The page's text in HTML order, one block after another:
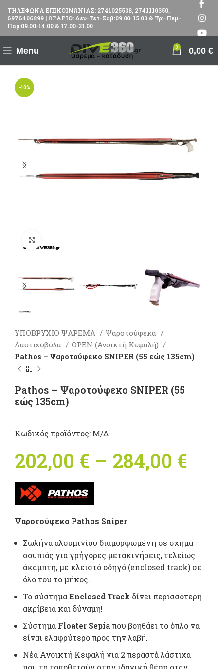
ΤΗΛΕΦΩΝΑ ΕΠΙΚΟΙΝΩΝΙΑΣ: 2741025538, 2741110350,
6976406899 | ΩΡΑΡΙΟ: Δευ-Τετ-Σαβ:09.00-15.00 & Τρι-Πεμ-
Παρ:09.00-14.00 & 17.00-21.00
Menu 0 0,00 €
-10%
ΥΠΟΒΡΥΧΙΟ ΨΑΡΕΜΑ
Ψαροτούφεκα
Λαστιχοβόλα
OPEN (Ανοικτή Κεφαλή)
Pathos – Ψαροτούφεκο SNIPER (55 εώς 135cm)
Pathos – Ψαροτούφεκο SNIPER (55
εώς 135cm)
Κωδικός προϊόντος: Μ/Δ
202,00 € – 284,00 €
Ψαροτούφεκο Pathos Sniper
Σωλήνα αλουμινίου διαμορφωμένη σε σχήμα
σουπιάς για γρήγορες μετακινήσεις, τελείως
άκαμπτη, με κλειστό οδηγό (enclosed track) σε
όλο του το μήκος.
Το σύστημαEnclosed Track δίνει περισσότερη
ακρίβεια και δύναμη!
Σύστημα Floater Sepia που βοηθάει το όπλο να
είναι ελαφρύτερο προς την λαβή.
Νέα Ανοικτή Κεφαλή για 2 περαστά λάστιχα